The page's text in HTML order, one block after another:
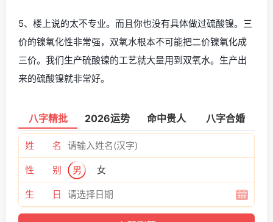
5、楼上说的太不专业。而且你也没有具体做过硫酸镍。三
价的镍氧化性非常强，双氧水根本不可能把二价镍氧化成
三价。我们生产硫酸镍的工艺就大量用到双氧水。生产出
来的硫酸镍就非常好。
八字精批 2026运势 命中贵人 八字合婚
姓 名
性 别 男 女
生 日